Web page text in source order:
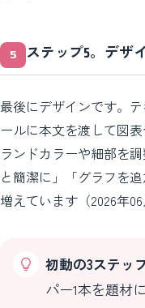
ステップ5。デザ
最後にデザインです。
ールに本文を渡して図
ランドカラーや細部を
と簡潔に」「グラフを
増えています（2026年06
初動の3ステッ
パー1本を題材